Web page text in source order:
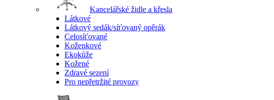
Kancelářské židle a křesla
Látkové
Látkový sedák/síťovaný opěrák
Celosíťované
Koženkové
Ekokůže
Kožené
Zdravé sezení
Pro nepřetržité provozy